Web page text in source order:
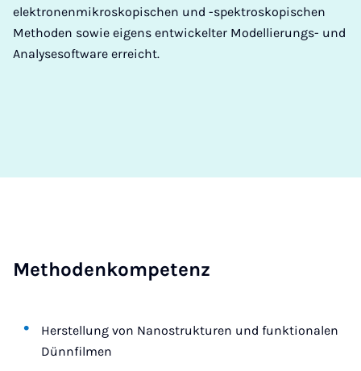
elektronenmikroskopischen und -spektroskopischen
Methoden sowie eigens entwickelter Modellierungs- und
Analysesoftware erreicht.
Me­tho­den­kom­pe­tenz
Herstellung von Nanostrukturen und funktionalen
Dünnfilmen